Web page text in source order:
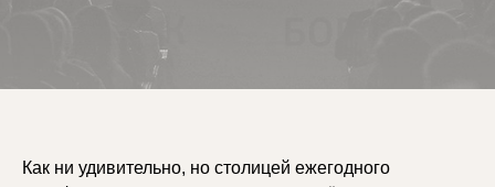
Как ни удивительно, но столицей ежегодного